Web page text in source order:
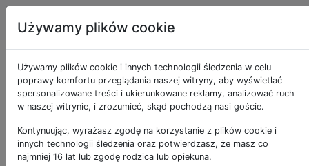
Apple Tagi
Ikony aplikacji nie są
wyświetlane
17
Niektóre z moich ikon aplikacji zmieniają się
Używamy plików cookie
Używamy plików cookie i innych technologii śledzenia w celu
poprawy komfortu przeglądania naszej witryny, aby wyświetlać
spersonalizowane treści i ukierunkowane reklamy, analizować ruch
w naszej witrynie, i zrozumieć, skąd pochodzą nasi goście.
Kontynuując, wyrażasz zgodę na korzystanie z plików cookie i
innych technologii śledzenia oraz potwierdzasz, że masz co
najmniej 16 lat lub zgodę rodzica lub opiekuna.